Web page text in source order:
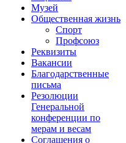
Музей
Общественная жизнь
Спорт
Профсоюз
Реквизиты
Вакансии
Благодарственные
письма
Резолюции
Генеральной
конференции по
мерам и весам
Соглашения о